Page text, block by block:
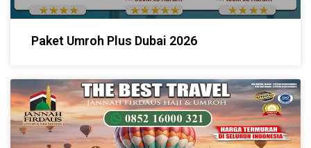
Paket Umroh Plus Dubai 2026